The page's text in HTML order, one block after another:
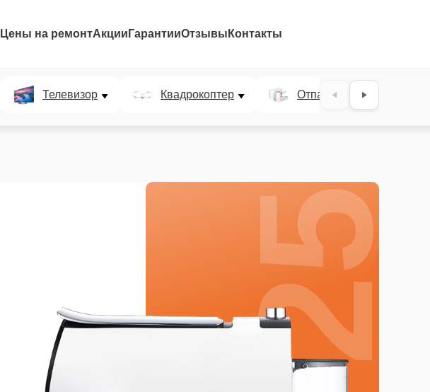
Цены на ремонтАкции ГарантииОтзывы Контакты
Телевизор Квадрокоптер Отпариватель
25%